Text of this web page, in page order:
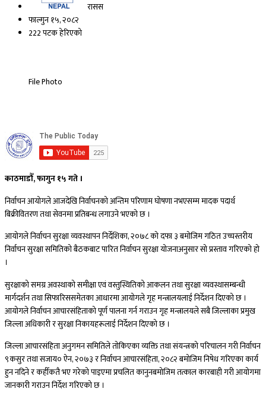
रासस
फाल्गुन १५, २०८२
222 पटक हेरिएको
File Photo
काठमाडौँ, फागुन १५ गते ।
निर्वाचन आयोगले आजदेखि निर्वाचनको अन्तिम परिणाम घोषणा नभएसम्म मादक पदार्थ
बिक्रीवितरण तथा सेवनमा प्रतिबन्ध लगाउने भएको छ ।
आयोगले निर्वाचन सुरक्षा व्यवस्थापन निर्देशिका, २०७८ को दफा ३ बमोजिम गठित उच्चस्तरीय
निर्वाचन सुरक्षा समितिको बैठकबाट पारित निर्वाचन सुरक्षा योजनाअनुसार सो प्रस्ताव गरिएको हो
।
सुरक्षाको समग्र अवस्थाको समीक्षा एवं वस्तुस्थितिको आकलन तथा सुरक्षा व्यवस्थासम्बन्धी
मार्गदर्शन तथा सिफारिससमेतका आधारमा आयोगले गृह मन्त्रालयलाई निर्देशन दिएको छ ।
आयोगले निर्वाचन आचारसंहिताको पूर्ण पालना गर्न गराउन गृह मन्त्रालयले सबै जिल्लाका प्रमुख
जिल्ला अधिकारी र सुरक्षा निकायहरूलाई निर्देशन दिएको छ ।
जिल्ला आचारसंहिता अनुगमन समितिले तोकिएका व्यक्ति तथा संयन्त्रको परिचालन गरी निर्वाचन
९कसुर तथा सजाय० ऐन, २०७३ र निर्वाचन आचारसंहिता, २०८२ बमोजिम निषेध गरिएका कार्य
हुन नदिने र कहीँकतै भए गरेको पाइएमा प्रचलित कानुनबमोजिम तत्काल कारबाही गरी आयोगमा
जानकारी गराउन निर्देश गरिएको छ ।